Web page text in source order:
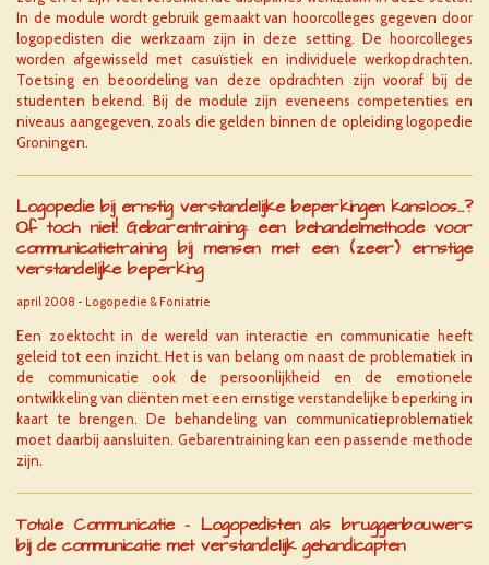
In de module wordt gebruik gemaakt van hoorcolleges gegeven door
logopedisten die werkzaam zijn in deze setting. De hoorcolleges
worden afgewisseld met casuïstiek en individuele werkopdrachten.
Toetsing en beoordeling van deze opdrachten zijn vooraf bij de
studenten bekend. Bij de module zijn eveneens competenties en
niveaus aangegeven, zoals die gelden binnen de opleiding logopedie
Groningen.
Logopedie bij ernstig verstandelijke beperkingen kansloos...?
Of toch niet! Gebarentraining: een behandelmethode voor
communicatietraining bij mensen met een (zeer) ernstige
verstandelijke beperking
april 2008 - Logopedie & Foniatrie
Een zoektocht in de wereld van interactie en communicatie heeft
geleid tot een inzicht. Het is van belang om naast de problematiek in
de communicatie ook de persoonlijkheid en de emotionele
ontwikkeling van cliënten met een ernstige verstandelijke beperking in
kaart te brengen. De behandeling van communicatieproblematiek
moet daarbij aansluiten. Gebarentraining kan een passende methode
zijn.
Totale Communicatie - Logopedisten als bruggenbouwers
bij de communicatie met verstandelijk gehandicapten